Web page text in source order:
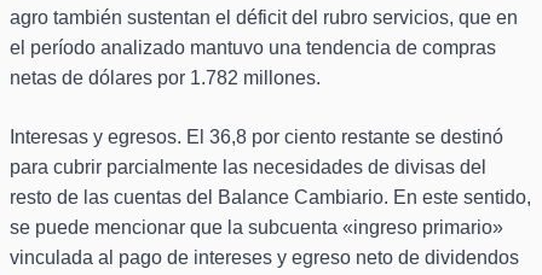
agro también sustentan el déficit del rubro servicios, que en
el período analizado mantuvo una tendencia de compras
netas de dólares por 1.782 millones.
Interesas y egresos. El 36,8 por ciento restante se destinó
para cubrir parcialmente las necesidades de divisas del
resto de las cuentas del Balance Cambiario. En este sentido,
se puede mencionar que la subcuenta «ingreso primario»
vinculada al pago de intereses y egreso neto de dividendos